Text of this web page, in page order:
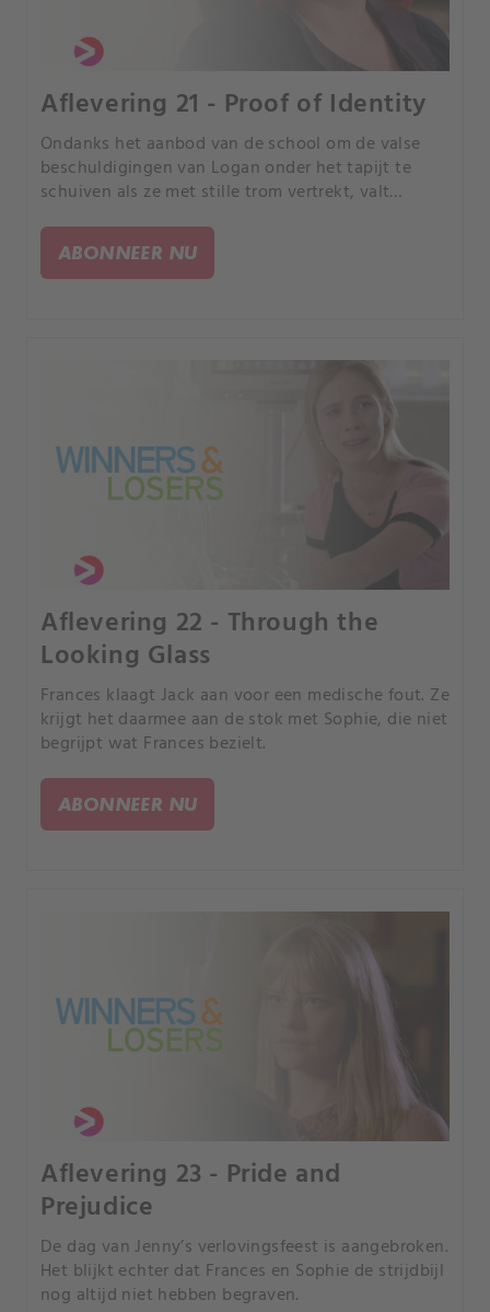
Aflevering 21 - Proof of Identity
Ondanks het aanbod van de school om de valse
beschuldigingen van Logan onder het tapijt te
schuiven als ze met stille trom vertrekt, valt
ongeoorloofde relatie met een scholier heeft
gehad. Ze besluit terug te vechten om haar naam
te zuiveren.
ABONNEER NU
Aflevering 22 - Through the
Looking Glass
Frances klaagt Jack aan voor een medische fout. Ze
krijgt het daarmee aan de stok met Sophie, die niet
begrijpt wat Frances bezielt.
ABONNEER NU
Aflevering 23 - Pride and
Prejudice
De dag van Jenny’s verlovingsfeest is aangebroken.
Het blijkt echter dat Frances en Sophie de strijdbijl
nog altijd niet hebben begraven.